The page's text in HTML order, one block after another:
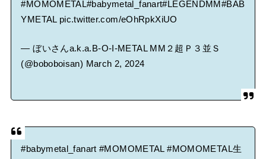
#MOMOMETAL#babymetal_fanart#LEGENDMM #BAB
YMETAL pic.twitter.com/eOhRpkXiUO
— ぼいさんa.k.a.B-O-I-METAL MM２超Ｐ３並Ｓ
(@boboboisan) March 2, 2024
#babymetal_fanart #MOMOMETAL #MOMOMETAL生